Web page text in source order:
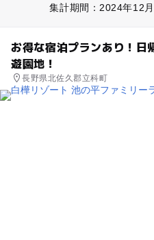
集計期間：2024年12
お得な宿泊プランあり！日
遊園地！
長野県北佐久郡立科町